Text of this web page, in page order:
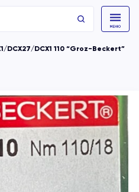
DCX27/DCX1 110 “Groz-Beckert”